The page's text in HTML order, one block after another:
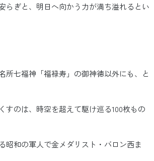
らぎと、明日へ向かう力が満ち溢れるとい
所七福神「福禄寿」の御神徳以外にも、と
のは、時空を超えて駆け巡る100枚もの
昭和の軍人で金メダリスト・バロン西ま